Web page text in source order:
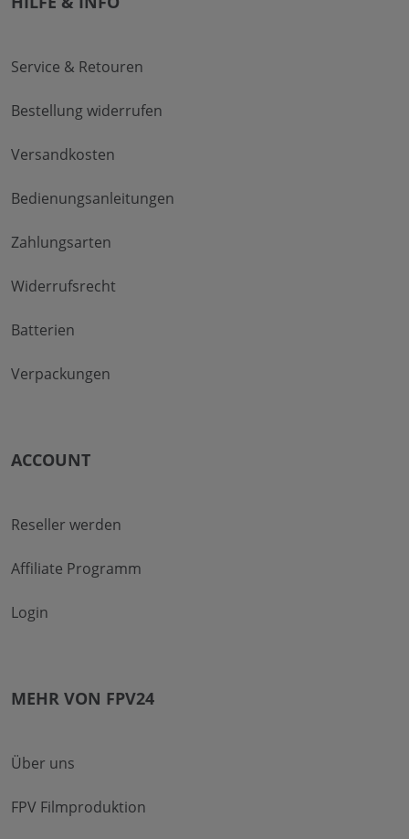
Service & Retouren
Bestellung widerrufen
Versandkosten
Bedienungsanleitungen
Zahlungsarten
Widerrufsrecht
Batterien
Verpackungen
ACCOUNT
Reseller werden
Affiliate Programm
Login
MEHR VON FPV24
Über uns
FPV Filmproduktion